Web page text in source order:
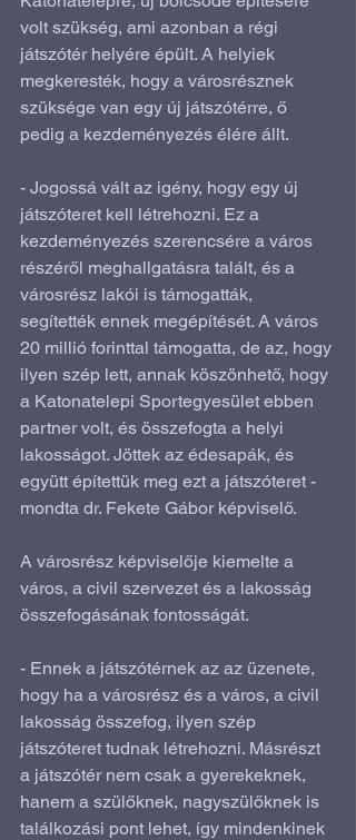
volt szükség, ami azonban a régi
játszótér helyére épült. A helyiek
megkeresték, hogy a városrésznek
szüksége van egy új játszótérre, ő
pedig a kezdeményezés élére állt.
- Jogossá vált az igény, hogy egy új
játszóteret kell létrehozni. Ez a
kezdeményezés szerencsére a város
részéről meghallgatásra talált, és a
városrész lakói is támogatták,
segítették ennek megépítését. A város
20 millió forinttal támogatta, de az, hogy
ilyen szép lett, annak köszönhető, hogy
a Katonatelepi Sportegyesület ebben
partner volt, és összefogta a helyi
lakosságot. Jöttek az édesapák, és
együtt építettük meg ezt a játszóteret -
mondta dr. Fekete Gábor képviselő.
A városrész képviselője kiemelte a
város, a civil szervezet és a lakosság
összefogásának fontosságát.
- Ennek a játszótérnek az az üzenete,
hogy ha a városrész és a város, a civil
lakosság összefog, ilyen szép
játszóteret tudnak létrehozni. Másrészt
a játszótér nem csak a gyerekeknek,
hanem a szülőknek, nagyszülőknek is
találkozási pont lehet, így mindenkinek